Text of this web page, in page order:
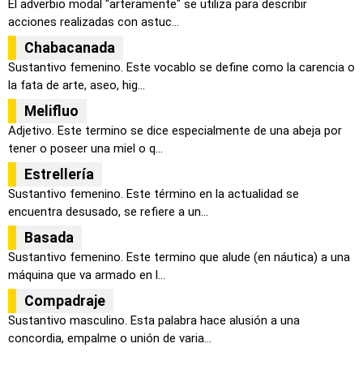
El adverbio modal "arteramente" se utiliza para describir
acciones realizadas con astuc...
Chabacanada
Sustantivo femenino. Este vocablo se define como la carencia o
la fata de arte, aseo, hig...
Melifluo
Adjetivo. Este termino se dice especialmente de una abeja por
tener o poseer una miel o q...
Estrellería
Sustantivo femenino. Este término en la actualidad se
encuentra desusado, se refiere a un...
Basada
Sustantivo femenino. Este termino que alude (en náutica) a una
máquina que va armado en l...
Compadraje
Sustantivo masculino. Esta palabra hace alusión a una
concordia, empalme o unión de varia...